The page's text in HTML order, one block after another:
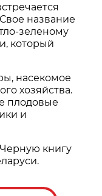
название
зеленому
который
насекомое
хозяйства.
плодовые
и
книгу